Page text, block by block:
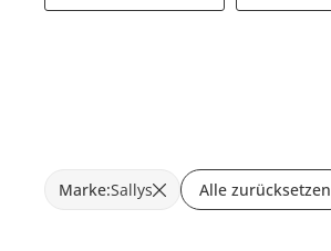
Marke:Sallys Alle zurücksetzen